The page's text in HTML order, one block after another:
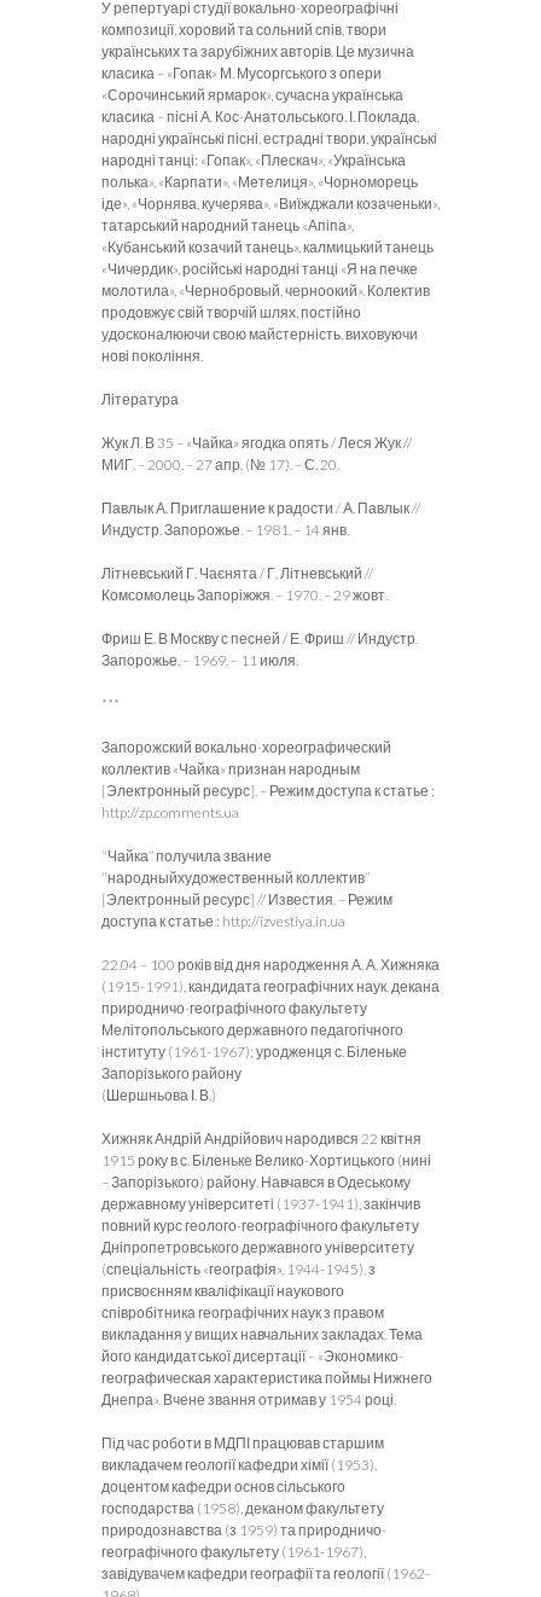
У репертуарі студії вокально-хореографічні
композиції, хоровий та сольний спів, твори
українських та зарубіжних авторів. Це музична
класика – «Гопак» М. Мусоргського з опери
«Сорочинський ярмарок», сучасна українська
класика – пісні А. Кос-Анатольського, І. Поклада,
народні українські пісні, естрадні твори, українські
народні танці: «Гопак», «Плескач», «Українська
полька», «Карпати», «Метелиця», «Чорноморець
іде», «Чорнява, кучерява», «Виїжджали козаченьки»,
татарський народний танець «Апіпа»,
«Кубанський козачий танець», калмицький танець
«Чичердик», російські народні танці «Я на печке
молотила», «Чернобровый, черноокий». Колектив
продовжує свій творчій шлях, постійно
удосконалюючи свою майстерність, виховуючи
нові покоління.
Література
Жук Л. В 35 – «Чайка» ягодка опять / Леся Жук //
МИГ. – 2000. – 27 апр. (№ 17). – С. 20.
Павлык А. Приглашение к радости / А. Павлык //
Индустр. Запорожье. – 1981. – 14 янв.
Літневський Г. Чаєнята / Г. Літневський //
Комсомолець Запоріжжя. – 1970. – 29 жовт.
Фриш Е. В Москву с песней / Е. Фриш // Индустр.
Запорожье. – 1969. – 11 июля.
***
Запорожский вокально-хореографический
коллектив «Чайка» признан народным
[Электронный ресурс]. – Режим доступа к статье :
http://zp.comments.ua
“Чайка” получила звание
“народныйхудожественный коллектив”
[Электронный ресурс] // Известия. – Режим
доступа к статье : http://izvestiya.in.ua
22.04 – 100 років від дня народження А. А. Хижняка
(1915-1991), кандидата географічних наук, декана
природничо-географічного факультету
Мелітопольського державного педагогічного
інституту (1961-1967); уродженця с. Біленьке
Запорізького району
(Шершньова І. В.)
Хижняк Андрій Андрійович народився 22 квітня
1915 року в с. Біленьке Велико-Хортицького (нині
– Запорізького) району. Навчався в Одеському
державному університеті (1937-1941), закінчив
повний курс геолого-географічного факультету
Дніпропетровського державного університету
(спеціальність «географія», 1944-1945), з
присвоєнням кваліфікації наукового
співробітника географічних наук з правом
викладання у вищих навчальних закладах. Тема
його кандидатської дисертації – «Экономико-
географическая характеристика поймы Нижнего
Днепра». Вчене звання отримав у 1954 році.
Під час роботи в МДПІ працював старшим
викладачем геології кафедри хімії (1953),
доцентом кафедри основ сільського
господарства (1958), деканом факультету
природознавства (з 1959) та природничо-
географічного факультету (1961-1967),
завідувачем кафедри географії та геології (1962-